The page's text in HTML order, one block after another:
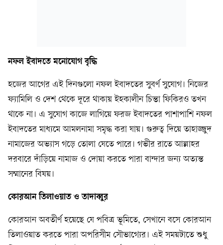
নফল ইবাদতে মনোযোগ বৃদ্ধি
হজের আগের এই দিনগুলো নফল ইবাদতের সুবর্ণ সুযোগ। নিজের
ফ্যামিলি ও দেশ থেকে দূরে থাকায় ইহকালীন চিন্তা ফিকিরও তখন
থাকে না। এ সুযোগ কাজে লাগিয়ে ফরজ ইবাদতের পাশাপাশি নফল
ইবাদতের মাধ্যমে আমলনামা সমৃদ্ধ করা যায়। গুরুত্ব দিয়ে তাহাজ্জুদ
নামাজের অভ্যাস গড়ে তোলা যেতে পারে। গভীর রাতে আল্লাহর
দরবারে দাঁড়িয়ে নামাজ ও দোয়া করতে পারা বান্দার জন্য অত্যন্ত
সম্মানের বিষয়।
কোরআন তিলাওয়াত ও তাদাব্বুর
কোরআন অবতীর্ণ হয়েছে যে পবিত্র ভূমিতে, সেখানে বসে কোরআন
তিলাওয়াত করতে পারা অপরিসীম সৌভাগ্যের। এই সময়টাতে শুধু